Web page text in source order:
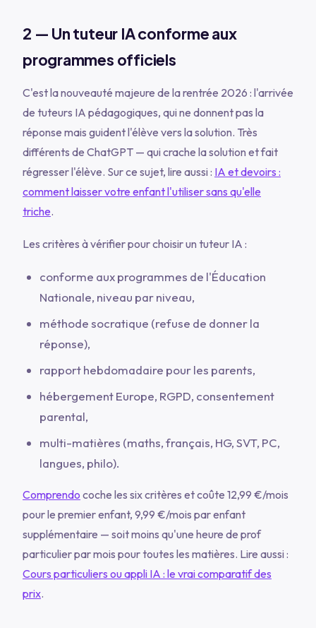
2 — Un tuteur IA conforme aux
programmes officiels
C'est la nouveauté majeure de la rentrée 2026 : l'arrivée
de tuteurs IA pédagogiques, qui ne donnent pas la
réponse mais guident l'élève vers la solution. Très
différents de ChatGPT — qui crache la solution et fait
régresser l'élève. Sur ce sujet, lire aussi : IA et devoirs :
comment laisser votre enfant l'utiliser sans qu'elle
triche.
Les critères à vérifier pour choisir un tuteur IA :
conforme aux programmes de l'Éducation
Nationale, niveau par niveau,
méthode socratique (refuse de donner la
réponse),
rapport hebdomadaire pour les parents,
hébergement Europe, RGPD, consentement
parental,
multi-matières (maths, français, HG, SVT, PC,
langues, philo).
Comprendo coche les six critères et coûte 12,99 €/mois
pour le premier enfant, 9,99 €/mois par enfant
supplémentaire — soit moins qu'une heure de prof
particulier par mois pour toutes les matières. Lire aussi :
Cours particuliers ou appli IA : le vrai comparatif des
prix.